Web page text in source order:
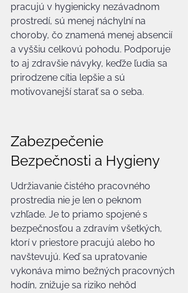
pracujú v hygienicky nezávadnom
prostredí, sú menej náchylní na
choroby, čo znamená menej absencií
a vyššiu celkovú pohodu. Podporuje
to aj zdravšie návyky, keďže ľudia sa
prirodzene cítia lepšie a sú
motivovanejší starať sa o seba.
Zabezpečenie
Bezpečnosti a Hygieny
Udržiavanie čistého pracovného
prostredia nie je len o peknom
vzhľade. Je to priamo spojené s
bezpečnosťou a zdravím všetkých,
ktorí v priestore pracujú alebo ho
navštevujú. Keď sa upratovanie
vykonáva mimo bežných pracovných
hodín, znižuje sa riziko nehôd